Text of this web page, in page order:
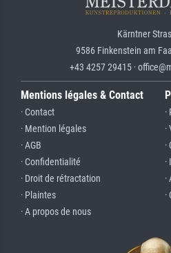
Kärntner
9586 Finkenstein am
+43 4257 29415 ·
Mentions légales & Contact
· Contact
· Mention légales
· AGB
· Confidentialité
· Droit de rétractation
· Plaintes
· A propos de nous